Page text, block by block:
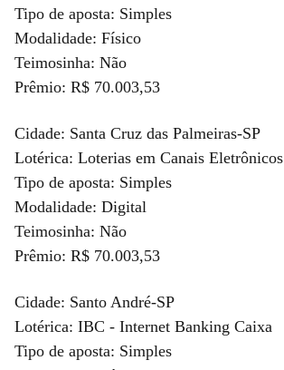
Tipo de aposta: Simples
Modalidade: Físico
Teimosinha: Não
Prêmio: R$ 70.003,53
Cidade: Santa Cruz das Palmeiras-SP
Lotérica: Loterias em Canais Eletrônicos
Tipo de aposta: Simples
Modalidade: Digital
Teimosinha: Não
Prêmio: R$ 70.003,53
Cidade: Santo André-SP
Lotérica: IBC - Internet Banking Caixa
Tipo de aposta: Simples